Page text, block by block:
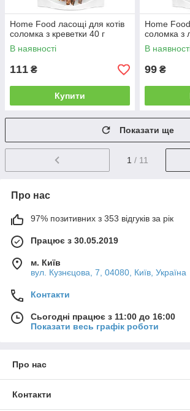
Home Food ласощі для котів
соломка з креветки 40 г
В наявності
111 ₴
Купити
Home
соломка з
В
99 ₴
Показати ще
1 / 11
Про нас
97% позитивних з 353 відгуків за рік
Працює з 30.05.2019
м. Київ
вул. Кузнєцова, 7, 04080, Київ, Україна
Контакти
Сьогодні працює з 11:00 до 16:00
Показати весь графік роботи
Про нас
Контакти